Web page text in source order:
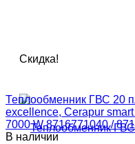
Скидка!
Теплообменник ГВС 20
excellence, Cerapur
7000 W 8716771040 /
В наличии